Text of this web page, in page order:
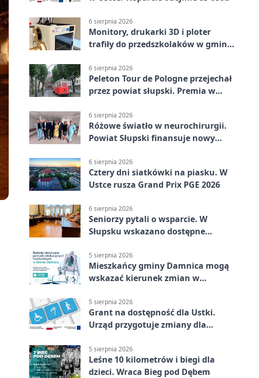
6 sierpnia 2026
Monitory, drukarki 3D i ploter
trafiły do przedszkolaków w gminie
6 sierpnia 2026
Peleton Tour de Pologne przejechał
przez powiat słupski. Premia w
6 sierpnia 2026
Różowe światło w neurochirurgii.
Powiat Słupski finansuje nowy
6 sierpnia 2026
Cztery dni siatkówki na piasku. W
Ustce rusza Grand Prix PGE 2026
6 sierpnia 2026
Seniorzy pytali o wsparcie. W
Słupsku wskazano dostępne
5 sierpnia 2026
Mieszkańcy gminy Damnica mogą
wskazać kierunek zmian w
5 sierpnia 2026
Grant na dostępność dla Ustki.
Urząd przygotuje zmiany dla
5 sierpnia 2026
Leśne 10 kilometrów i biegi dla
dzieci. Wraca Bieg pod Dębem